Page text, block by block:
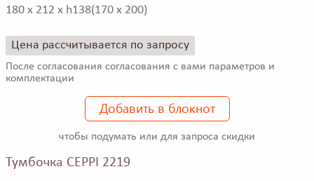
180 x 212 x h138(170 x 200)
Цена рассчитывается по запросу
После согласования согласования с вами параметров и
комплектации
Добавить в блокнот
чтобы подумать или для запроса скидки
Тумбочка CEPPI 2219